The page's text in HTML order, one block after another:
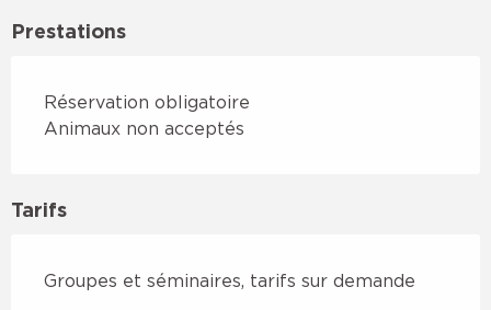
Prestations
Réservation obligatoire
Animaux non acceptés
Tarifs
Groupes et séminaires, tarifs sur demande